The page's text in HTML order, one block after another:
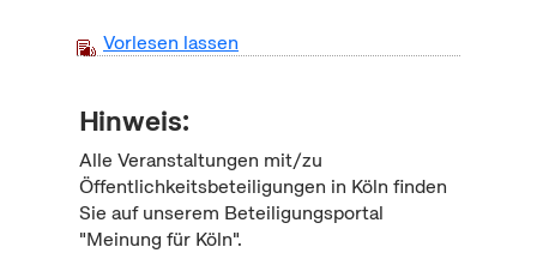
Vorlesen lassen
Hinweis:
Alle Veranstaltungen mit/zu
Öffentlichkeitsbeteiligungen in Köln finden
Sie auf unserem Beteiligungsportal
"Meinung für Köln".